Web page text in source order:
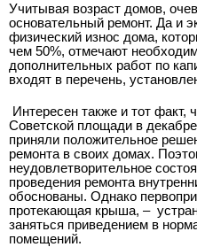
Учитывая возраст домов,
основательный ремонт. Да и
физический износ дома,
чем 50%, отмечают
дополнительных работ по
входят в перечень,
Интересен также и тот
Советской площади в
приняли положительное
ремонта в своих домах.
неудовлетворительное
проведения ремонта
обоснованы. Однако
протекающая крыша, –
заняться приведением в
помещений.